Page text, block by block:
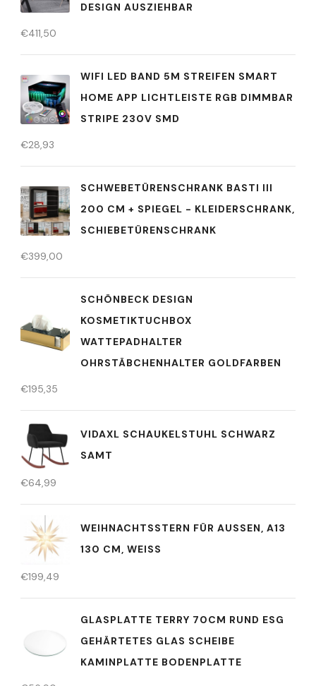
DESIGN AUSZIEHBAR
€411,50
WIFI LED BAND 5M STREIFEN SMART
HOME APP LICHTLEISTE RGB DIMMBAR
STRIPE 230V SMD
€28,93
SCHWEBETÜRENSCHRANK BASTI III
200 CM + SPIEGEL - KLEIDERSCHRANK,
SCHIEBETÜRENSCHRANK
€399,00
SCHÖNBECK DESIGN
KOSMETIKTUCHBOX
WATTEPADHALTER
OHRSTÄBCHENHALTER GOLDFARBEN
€195,35
VIDAXL SCHAUKELSTUHL SCHWARZ
SAMT
€64,99
WEIHNACHTSSTERN FÜR AUSSEN, A13 1
30 CM, WEISS
€199,49
GLASPLATTE TERRY 70CM RUND ESG
GEHÄRTETES GLAS SCHEIBE
KAMINPLATTE BODENPLATTE